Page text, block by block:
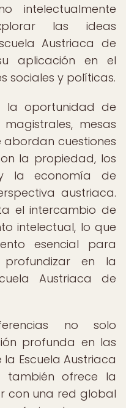
intelectualmente
las ideas
Austriaca de
aplicación en el
sociales y políticas.
la oportunidad de
mesas
cuestiones
la propiedad, los
y la economía de
austriaca.
el intercambio de
intelectual, lo que
esencial para
en la
Austriaca de
no solo
profunda en las
Escuela Austriaca
también ofrece la
con una red global